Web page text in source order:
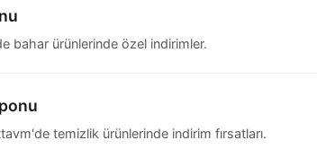
bahar ürünlerinde özel indirimler.
temizlik ürünlerinde indirim fırsatları.